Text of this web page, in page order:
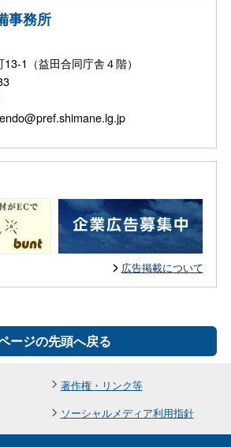
事務所
1（益田合同庁舎４階）
広告掲載について
ージの先頭へ戻る
著作権・リンク等
ソーシャルメディア利用指針